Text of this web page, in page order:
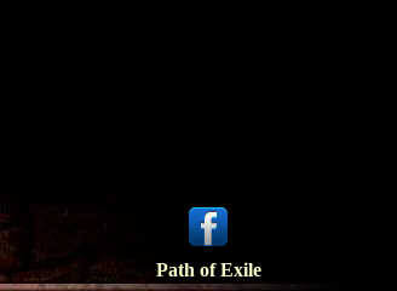
Path of Exile